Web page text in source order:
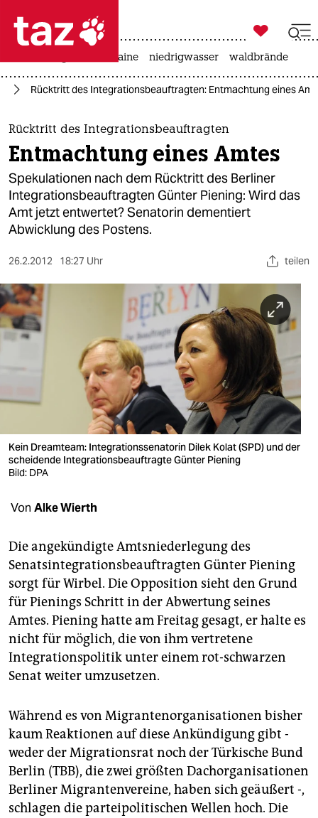
 taz zahl ich
taz zahl ich
themen
politik
öko
gesellschaft
kultur
sport
berlin
verlag
veranstaltungen
unterstützen
abo
genossenschaft
epaper login

taz zahl ich
krieg in der ukraine niedrigwasser waldbrände
Rücktritt des Integrationsbeauftragten: Entmachtung eines
Rücktritt des Integrationsbeauftragten
Entmachtung eines Amtes
Spekulationen nach dem Rücktritt des Berliner
Integrationsbeauftragten Günter Piening: Wird das
Amt jetzt entwertet? Senatorin dementiert
Abwicklung des Postens.
26.2.2012 18:27 Uhr teilen
Kein Dreamteam: Integrationssenatorin Dilek Kolat (SPD) und der
scheidende Integrationsbeauftragte Günter Piening
Bild: DPA
Von Alke Wierth
Die angekündigte Amtsniederlegung des
Senatsintegrationsbeauftragten Günter Piening
sorgt für Wirbel. Die Opposition sieht den Grund
für Pienings Schritt in der Abwertung seines
Amtes. Piening hatte am Freitag gesagt, er halte es
nicht für möglich, die von ihm vertretene
Integrationspolitik unter einem rot-schwarzen
Senat weiter umzusetzen.
Während es von Migrantenorganisationen bisher
kaum Reaktionen auf diese Ankündigung gibt -
weder der Migrationsrat noch der Türkische Bund
Berlin (TBB), die zwei größten Dachorganisationen
Berliner Migrantenvereine, haben sich geäußert -,
schlagen die parteipolitischen Wellen hoch. Die